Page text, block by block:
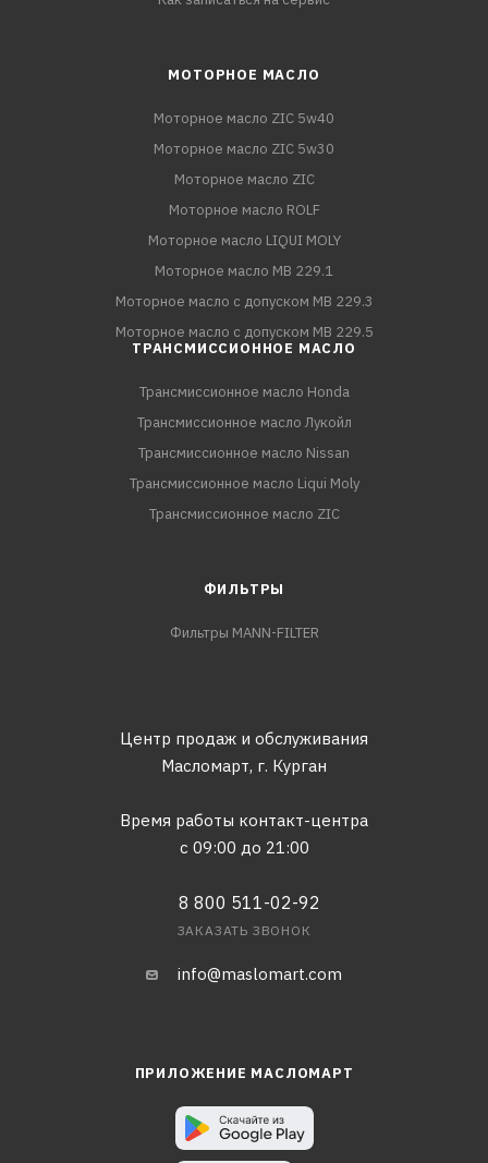
МОТОРНОЕ МАСЛО
Моторное масло ZIC 5w40
Моторное масло ZIC 5w30
Моторное масло ZIC
Моторное масло ROLF
Моторное масло LIQUI MOLY
Моторное масло MB 229.1
Моторное масло с допуском MB 229.3
Моторное масло с допуском MB 229.5
ТРАНСМИССИОННОЕ МАСЛО
Трансмиссионное масло Honda
Трансмиссионное масло Лукойл
Трансмиссионное масло Nissan
Трансмиссионное масло Liqui Moly
Трансмиссионное масло ZIC
ФИЛЬТРЫ
Фильтры MANN-FILTER
Центр продаж и обслуживания
Масломарт, г. Курган
Время работы контакт-центра
с 09:00 до 21:00
8 800 511-02-92
ЗАКАЗАТЬ ЗВОНОК
info@maslomart.com
ПРИЛОЖЕНИЕ МАСЛОМАРТ